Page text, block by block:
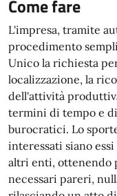
Come fare
L'impresa, tramite
procedimento
Unico la richiesta
localizzazione, la
dell'attività
termini di tempo e
burocratici. Lo
interessati siano
altri enti, ottenendo
necessari pareri,